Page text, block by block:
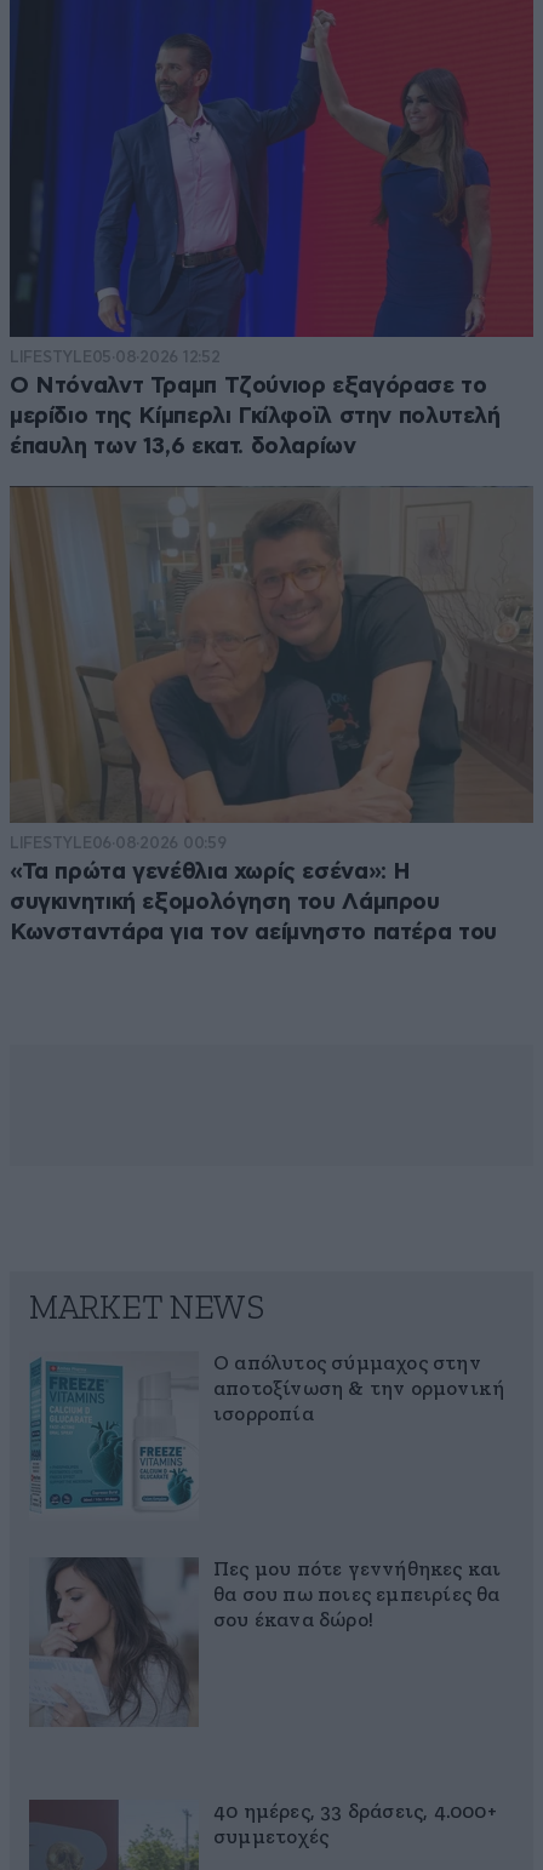
LIFESTYLE05·08·2026 12:52
Ο Ντόναλντ Τραμπ Τζούνιορ εξαγόρασε το
μερίδιο της Κίμπερλι Γκίλφοϊλ στην πολυτελή
έπαυλη των 13,6 εκατ. δολαρίων
LIFESTYLE06·08·2026 00:59
«Τα πρώτα γενέθλια χωρίς εσένα»: Η
συγκινητική εξομολόγηση του Λάμπρου
Κωνσταντάρα για τον αείμνηστο πατέρα του
MARKET NEWS
Ο απόλυτος σύμμαχος στην
αποτοξίνωση & την ορμονική
ισορροπία
Πες μου πότε γεννήθηκες και
θα σου πω ποιες εμπειρίες θα
σου έκανα δώρο!
40 ημέρες, 33 δράσεις, 4.000+
συμμετοχές